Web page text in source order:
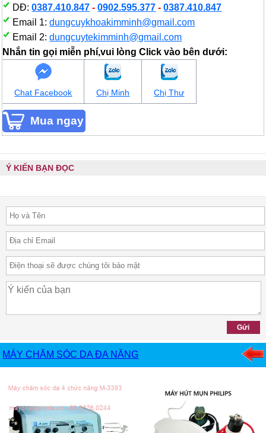
DĐ:0387.410.847 -0902.595.377 -0387.410.847
Email 1:dungcuykhoakimminh@gmail.com
Email 2:dungcuytekimminh@gmail.com
Nhắn tin gọi miễn phí,vui lòng Click vào bên dưới:
Chat Facebook Chị Minh Chị Thư
Ý KIẾN BẠN ĐỌC
MÁY CHĂM SÓC DA ĐA NĂNG